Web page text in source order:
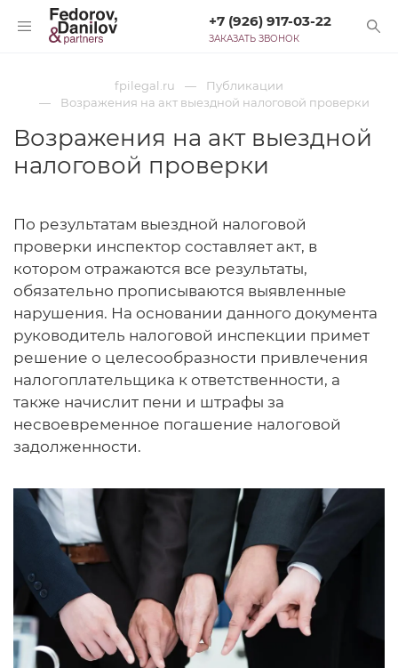
+7 (926) 917-03-22
ЗАКАЗАТЬ ЗВОНОК
fpilegal.ru
Публикации
Возражения на акт выездной налоговой проверки
Возражения на акт выездной
налоговой проверки
По результатам выездной налоговой
проверки инспектор составляет акт, в
котором отражаются все результаты,
обязательно прописываются выявленные
нарушения. На основании данного документа
руководитель налоговой инспекции примет
решение о целесообразности привлечения
налогоплательщика к ответственности, а
также начислит пени и штрафы за
несвоевременное погашение налоговой
задолженности.